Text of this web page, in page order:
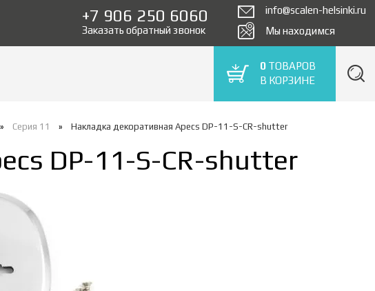
info@scalen-helsinki.ru
Мы находимся
+7 906 250 6060
Заказать обратный звонок
0 ТОВАРОВ
В КОРЗИНЕ
» Серия 11 » Накладка декоративная Apecs DP-11-S-CR-shutter
DP-11-S-CR-shutter